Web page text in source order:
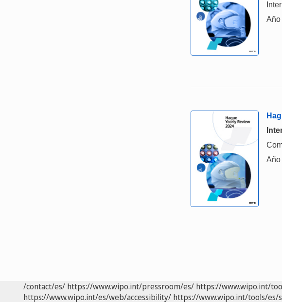
Año
Año
/contact/es/ https://www.wipo.int/pressroom/es/ https://www.wipo.int/
https://www.wipo.int/es/web/accessibility/ https://www.wipo.int/tools/es/